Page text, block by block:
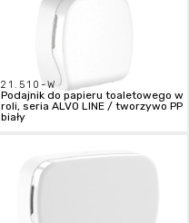
21.510-W
Podajnik do papieru toaletowego w
roli, seria ALVO LINE / tworzywo PP
biały